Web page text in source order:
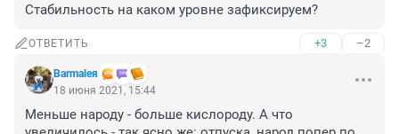
Стабильность на каком уровне зафиксируем?
ОТВЕТИТЬ +3 –2
Barmaleя
18 июня 2021, 15:44
Меньше народу - больше кислороду. А что